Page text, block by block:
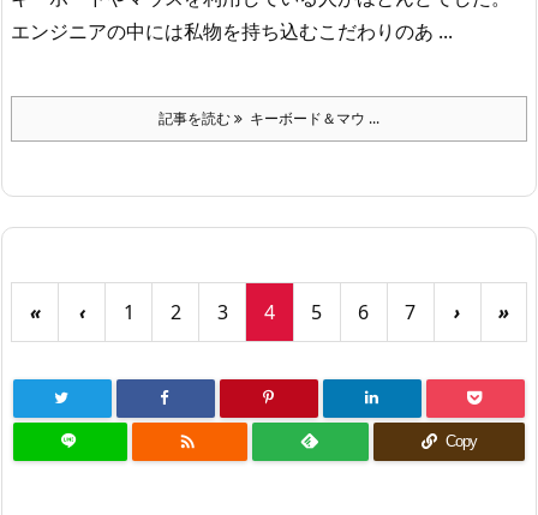
エンジニアの中には私物を持ち込むこだわりのあ ...
記事を読む キーボード＆マウ ...
« ‹ 1 2 3 4 5 6 7 › »
 Copy